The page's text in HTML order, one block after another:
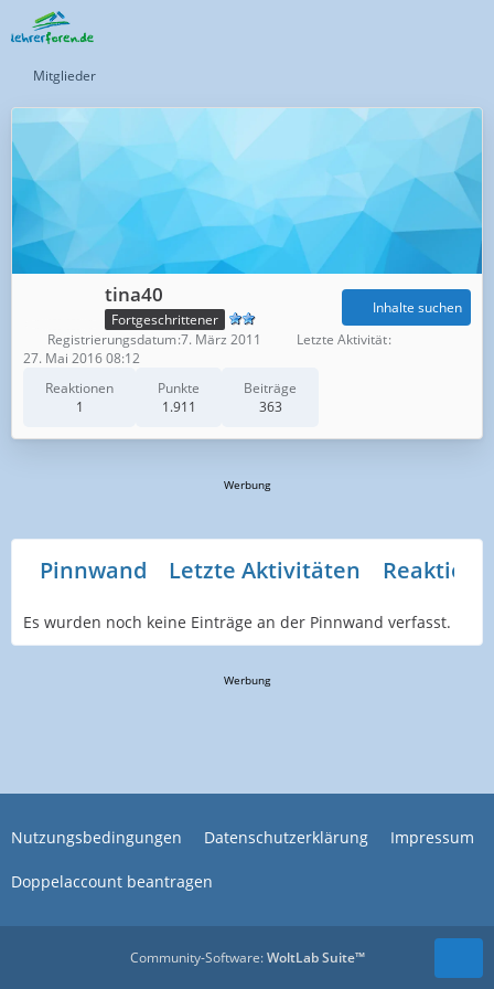
Mitglieder
tina40
Fortgeschrittener
Reaktionen
1
Punkte
1.911
Beiträge
363
Inhalte suchen
Registrierungsdatum 7. März 2011
Letzte Aktivität
27. Mai 2016 08:12
Werbung
Pinnwand Letzte Aktivitäten
Es wurden noch keine Einträge an der Pinnwand verfasst.
Werbung
Nutzungsbedingungen Datenschutzerklärung Impressum
Doppelaccount beantragen
Community-Software:WoltLab Suite™